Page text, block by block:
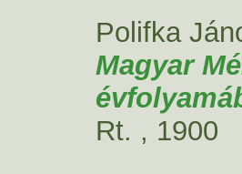
Polifka
Magyar
Rt. , 1900